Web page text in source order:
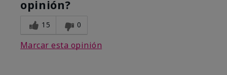
opinión?
15 0
Marcar esta opinión